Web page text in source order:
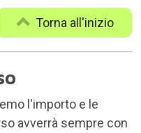
Torna all'inizio
l'importo e le
avverrà sempre con